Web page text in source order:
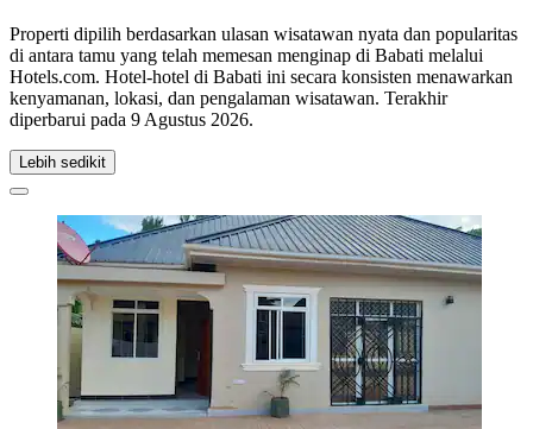
Properti dipilih berdasarkan ulasan wisatawan nyata dan popularitas
di antara tamu yang telah memesan menginap di Babati melalui
Hotels.com. Hotel-hotel di Babati ini secara konsisten menawarkan
kenyamanan, lokasi, dan pengalaman wisatawan. Terakhir
diperbarui pada 9 Agustus 2026.
Lebih sedikit